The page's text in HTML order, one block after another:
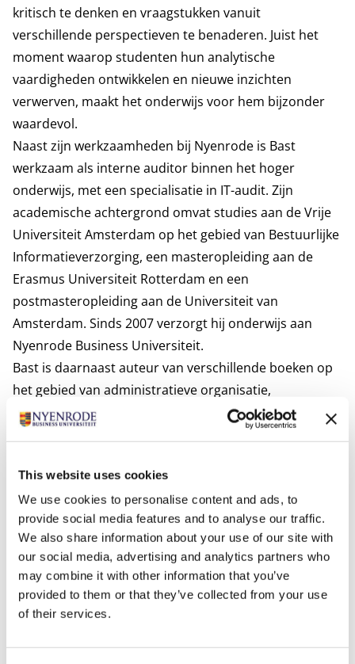
This website uses cookies
We use cookies to personalise content and ads, to
provide social media features and to analyse our traffic.
We also share information about your use of our site with
our social media, advertising and analytics partners who
may combine it with other information that you’ve
provided to them or that they’ve collected from your use
of their services.
kritisch te denken en vraagstukken vanuit
verschillende perspectieven te benaderen. Juist het
moment waarop studenten hun analytische
vaardigheden ontwikkelen en nieuwe inzichten
verwerven, maakt het onderwijs voor hem bijzonder
waardevol.
Naast zijn werkzaamheden bij Nyenrode is Bast
werkzaam als interne auditor binnen het hoger
onderwijs, met een specialisatie in IT-audit. Zijn
academische achtergrond omvat studies aan de Vrije
Universiteit Amsterdam op het gebied van Bestuurlijke
Informatieverzorging, een masteropleiding aan de
Erasmus Universiteit Rotterdam en een
postmasteropleiding aan de Universiteit van
Amsterdam. Sinds 2007 verzorgt hij onderwijs aan
Nyenrode Business Universiteit.
Bast is daarnaast auteur van verschillende boeken op
het gebied van administratieve organisatie,
bestuurlijke informatieverzorging en IT. Door zijn
combinatie van praktijkervaring, vakinhoudelijke
verbinding te leggen tussen theorie en de actuele
uitdagingen van organisaties.
Voor Bast staat de ontwikkeling van studenten als
professional centraal. Hij vindt het belangrijk om een
sterke verbinding met studenten op te bouwen en hen
te ondersteunen in hun groei, zowel vakinhoudelijk als
persoonlijk. Door onderwijsprogramma’s te